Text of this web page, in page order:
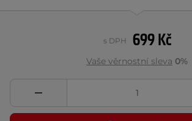
699 Kč
s DPH
Vaše věrnostní sleva 0%